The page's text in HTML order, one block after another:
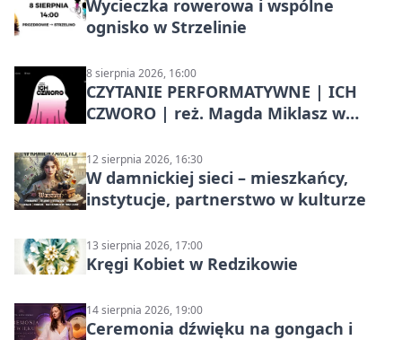
Wycieczka rowerowa i wspólne
ognisko w Strzelinie
8 sierpnia 2026, 16:00
CZYTANIE PERFORMATYWNE | ICH
CZWORO | reż. Magda Miklasz w
12 sierpnia 2026, 16:30
W damnickiej sieci – mieszkańcy,
instytucje, partnerstwo w kulturze
13 sierpnia 2026, 17:00
Kręgi Kobiet w Redzikowie
14 sierpnia 2026, 19:00
Ceremonia dźwięku na gongach i